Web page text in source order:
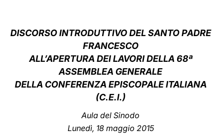
DISCORSO INTRODUTTIVO DEL SANTO PADRE
FRANCESCO
ALL’APERTURA DEI LAVORI DELLA 68ª
ASSEMBLEA GENERALE
DELLA CONFERENZA EPISCOPALE ITALIANA
(C.E.I.)
Aula del Sinodo
Lunedì, 18 maggio 2015